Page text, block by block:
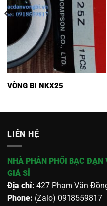
VÒNG BI NKX25
LIÊN HỆ
NHÀ PHÂN PHỐI BẠC ĐẠN
GIÁ SỈ
Địa chỉ: 427 Phạm Văn
Phone: (Zalo) 0918559817